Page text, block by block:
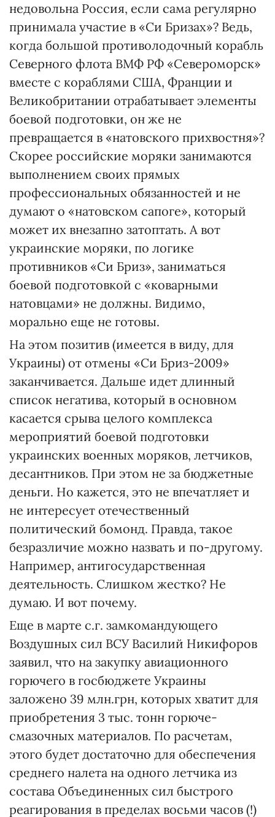
недовольна Россия, если сама регулярно
принимала участие в «Си Бризах»? Ведь,
когда большой противолодочный корабль
Северного флота ВМФ РФ «Североморск»
вместе с кораблями США, Франции и
Великобритании отрабатывает элементы
боевой подготовки, он же не
превращается в «натовского прихвостня»?
Скорее российские моряки занимаются
выполнением своих прямых
профессиональных обязанностей и не
думают о «натовском сапоге», который
может их внезапно затоптать. А вот
украинские моряки, по логике
противников «Си Бриз», заниматься
боевой подготовкой с «коварными
натовцами» не должны. Видимо,
морально еще не готовы.
На этом позитив (имеется в виду, для
Украины) от отмены «Си Бриз-2009»
заканчивается. Дальше идет длинный
список негатива, который в основном
касается срыва целого комплекса
мероприятий боевой подготовки
украинских военных моряков, летчиков,
десантников. При этом не за бюджетные
деньги. Но кажется, это не впечатляет и
не интересует отечественный
политический бомонд. Правда, такое
безразличие можно назвать и по-другому.
Например, антигосударственная
деятельность. Слишком жестко? Не
думаю. И вот почему.
Еще в марте с.г. замкомандующего
Воздушных сил ВСУ Василий Никифо­ров
заявил, что на закупку авиационного
горючего в госбюджете Украины
заложено 39 млн.грн, которых хватит для
приобретения 3 тыс. тонн горюче-
смазочных материалов. По расчетам,
этого будет достаточно для обеспечения
среднего налета на одного летчика из
состава Объединенных сил быстрого
реагирования в пределах восьми часов (!)